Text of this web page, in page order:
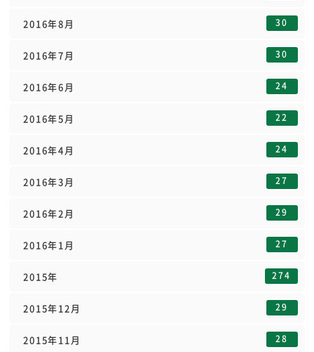
2016年8月 30
2016年7月 30
2016年6月 24
2016年5月 22
2016年4月 24
2016年3月 27
2016年2月 29
2016年1月 27
2015年 274
2015年12月 29
2015年11月 28